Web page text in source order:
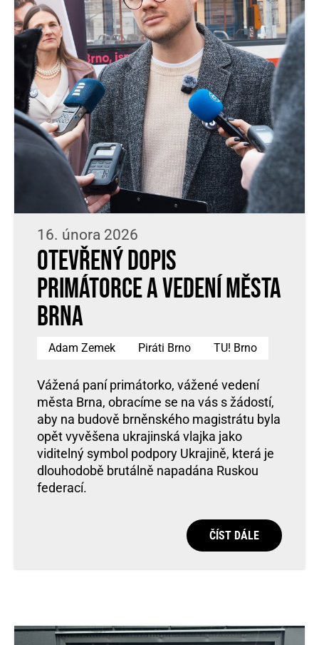
16. února 2026
Otevřený dopis
primátorce a vedení města
Brna
Adam Zemek Piráti Brno TU! Brno
Vážená paní primátorko, vážené vedení
města Brna, obracíme se na vás s žádostí,
aby na budově brněnského magistrátu byla
opět vyvěšena ukrajinská vlajka jako
viditelný symbol podpory Ukrajině, která je
dlouhodobě brutálně napadána Ruskou
federací.
ČÍST DÁLE